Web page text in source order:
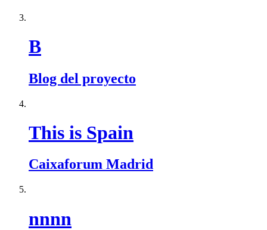
B
Blog del proyecto
This is Spain
Caixaforum Madrid
nnnn